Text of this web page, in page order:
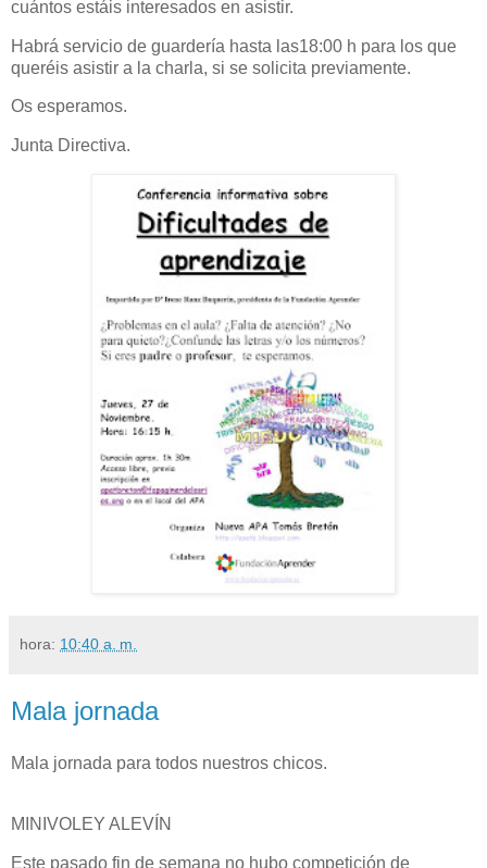
cuántos estáis interesados en asistir.
Habrá servicio de guardería hasta las18:00 h para los que
queréis asistir a la charla, si se solicita previamente.
Os esperamos.
Junta Directiva.
hora: 10:40 a. m.
Mala jornada
Mala jornada para todos nuestros chicos.
MINIVOLEY ALEVÍN
Este pasado fin de semana no hubo competición de